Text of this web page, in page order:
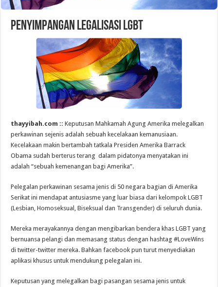
Penyimpangan Legalisasi LGBT
thayyibah.com ::Keputusan Mahkamah Agung Amerika melegalkan
perkawinan sejenis adalah sebuah kecelakaan kemanusiaan.
Kecelakaan makin bertambah tatkala Presiden Amerika Barrack
Obama sudah berterus terang dalam pidatonya menyatakan ini
adalah “sebuah kemenangan bagi Amerika”.
Pelegalan perkawinan sesama jenis di 50 negara bagian di Amerika
Serikat ini mendapat antusiasme yang luar biasa dari kelompok LGBT
(Lesbian, Homoseksual, Biseksual dan Transgender) di seluruh dunia.
Mereka merayakannya dengan mengibarkan bendera khas LGBT yang
bernuansa pelangi dan memasang status dengan hashtag #LoveWins
di twitter-twitter mereka. Bahkan facebook pun turut menyediakan
aplikasi khusus untuk mendukung pelegalan ini.
Keputusan yang melegalkan bagi pasangan sesama jenis untuk